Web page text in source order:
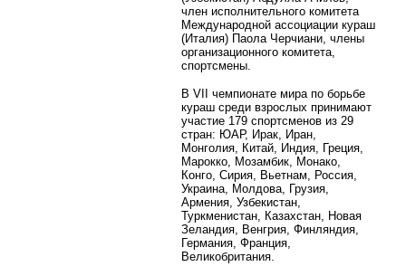
член исполнительного комитета
Международной ассоциации кураш
(Италия) Паола Черчиани, члены
организационного комитета,
спортсмены.
В VII чемпионате мира по борьбе
кураш среди взрослых принимают
участие 179 спортсменов из 29
стран: ЮАР, Ирак, Иран,
Монголия, Китай, Индия, Греция,
Марокко, Мозамбик, Монако,
Конго, Сирия, Вьетнам, Россия,
Украина, Молдова, Грузия,
Армения, Узбекистан,
Туркменистан, Казахстан, Новая
Зеландия, Венгрия, Финляндия,
Германия, Франция,
Великобритания.